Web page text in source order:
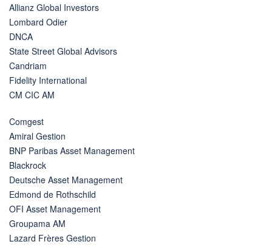
Allianz Global Investors
Lombard Odier
DNCA
State Street Global Advisors
Candriam
Fidelity International
CM CIC AM
Comgest
Amiral Gestion
BNP Paribas Asset Management
Blackrock
Deutsche Asset Management
Edmond de Rothschild
OFI Asset Management
Groupama AM
Lazard Frères Gestion